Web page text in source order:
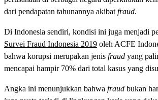
dari pendapatan tahunannya akibat fraud.
Di Indonesia sendiri, kondisi ini juga menjadi
Survei Fraud Indonesia 2019 oleh ACFE
bahwa korupsi merupakan jenis fraud yang
mencapai hampir 70% dari total kasus yang
Angka ini menunjukkan bahwa fraud bukan